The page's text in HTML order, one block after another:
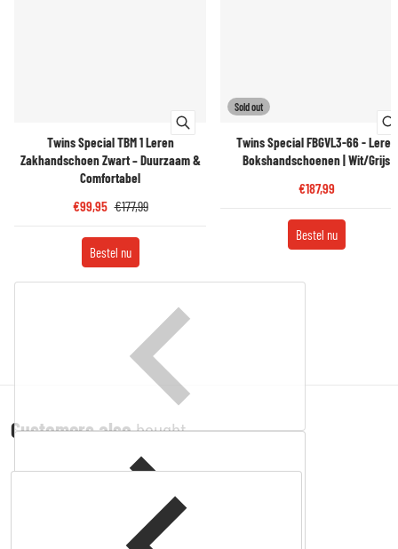
Twins Special TBM 1 Leren
Zakhandschoen Zwart – Duurzaam &
Comfortabel
€99,95 €177,99
Bestel nu
Sold out
Twins Special FBGVL3-66 - Leren
Bokshandschoenen | Wit/Grijs
€187,99
Bestel nu
Customers alsobought